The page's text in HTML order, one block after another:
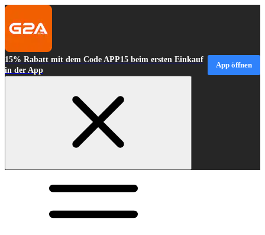
15% Rabatt mit dem Code APP15 beim ersten Einkauf
in der App
App öffnen